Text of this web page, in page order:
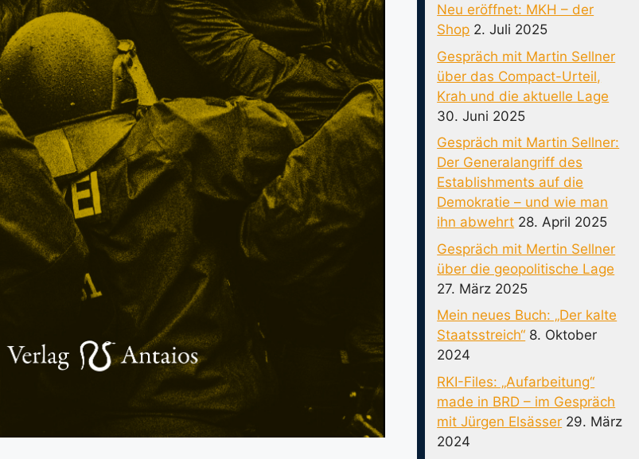
Neu eröffnet: MKH – der
Shop 2. Juli 2025
Gespräch mit Martin Sellner
über das Compact-Urteil,
Krah und die aktuelle Lage
30. Juni 2025
Gespräch mit Martin Sellner:
Der Generalangriff des
Establishments auf die
Demokratie – und wie man
ihn abwehrt 28. April 2025
Gespräch mit Mertin Sellner
über die geopolitische Lage
27. März 2025
Mein neues Buch: „Der kalte
Staatsstreich“ 8. Oktober
2024
RKI-Files: „Aufarbeitung“
made in BRD – im Gespräch
mit Jürgen Elsässer 29. März
2024